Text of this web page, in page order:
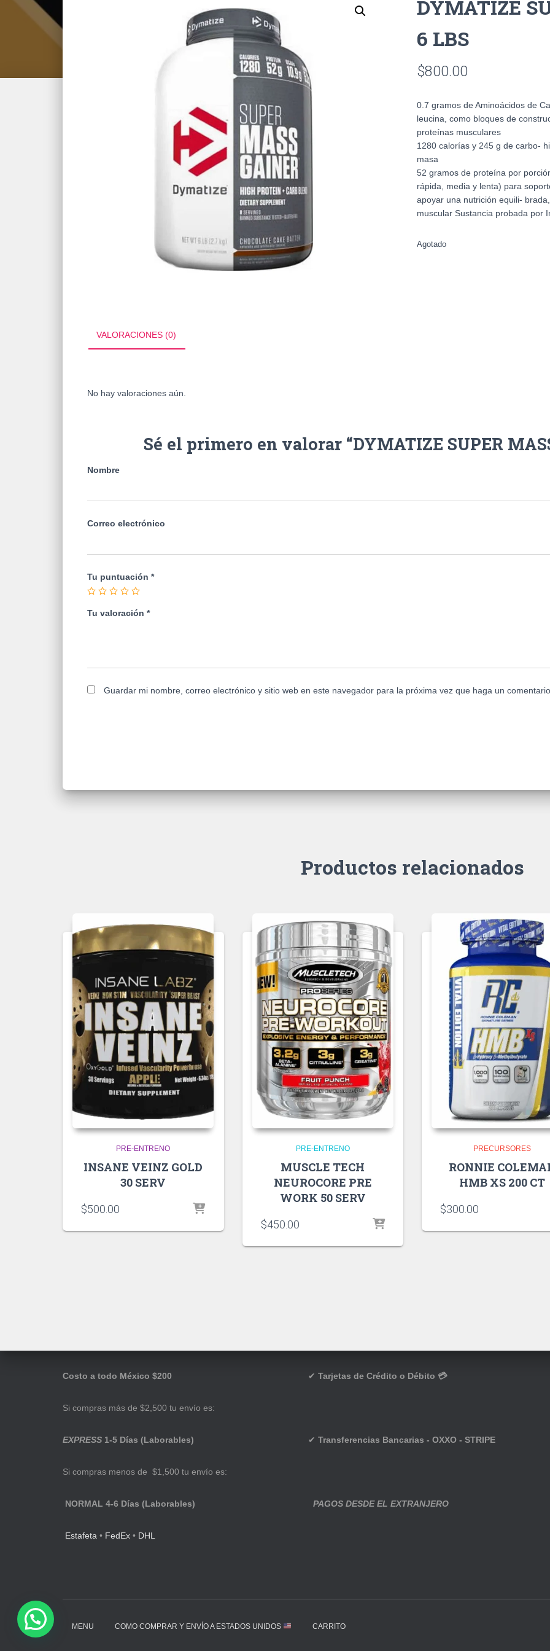
DYMATIZE
6 LBS
$800.00
0.7 gramos de Aminoácidos de
leucina, como bloques de
proteínas musculares
1280 calorías y 245 g de carbo-
masa
52 gramos de proteína por
rápida, media y lenta) para
apoyar una nutrición equili-
muscular Sustancia probada por
Agotado
VALORACIONES (0)
No hay valoraciones aún.
Sé el primero en valorar “DYMATIZE SUPER
Nombre
Correo electrónico
Tu puntuación *
Tu valoración *
Guardar mi nombre, correo electrónico y sitio web en este navegador para la próxima vez que haga un
Productos relacionados
PRE-ENTRENO
INSANE VEINZ GOLD
30 SERV
$500.00
PRE-ENTRENO
MUSCLE TECH
NEUROCORE PRE
WORK 50 SERV
$450.00
PRECURSORES
RONNIE
HMB XS 200 CT
$300.00
Costo a todo México $200
Si compras más de $2,500 tu envío es:
EXPRESS 1-5 Días (Laborables)
Si compras menos de $1,500 tu envío es:
NORMAL 4-6 Días (Laborables)
Estafeta • FedEx • DHL
✔ Tarjetas de Crédito o Débito 💳
✔ Transferencias Bancarias - OXXO - STRIPE
PAGOS DESDE EL EXTRANJERO
MENU COMO COMPRAR Y ENVÍO A ESTADOS UNIDOS CARRITO